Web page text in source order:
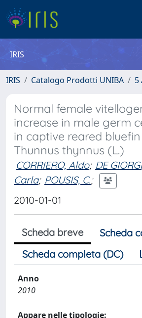
IRIS
IRIS Catalogo Prodotti UNIBA 5
Normal female
increase in male germ
in captive reared
Thunnus thynnus (L.)
CORRIERO, Aldo; DE
Carla; POUSIS, C.;
2010-01-01
Scheda breve
Scheda
Scheda completa (DC)
Anno
2010
Appare nelle tipologie: